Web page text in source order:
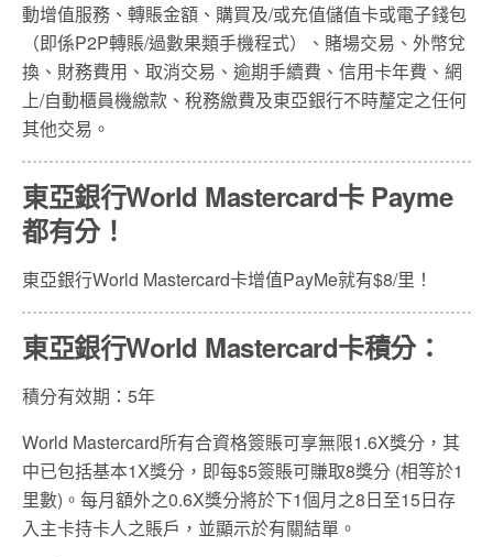
動增值服務、轉賬金額、購買及/或充值儲值卡或電子錢包
（即係P2P轉賬/過數果類手機程式）、賭場交易、外幣兌
換、財務費用、取消交易、逾期手續費、信用卡年費、網
上/自動櫃員機繳款、稅務繳費及東亞銀行不時釐定之任何
其他交易。
東亞銀行World Mastercard卡 Payme
都有分！
東亞銀行World Mastercard卡增值PayMe就有$8/里！
東亞銀行World Mastercard卡積分：
積分有效期：5年
World Mastercard所有合資格簽賬可享無限1.6X獎分，其
中已包括基本1X獎分，即每$5簽賬可賺取8獎分 (相等於1
里數)。每月額外之0.6X獎分將於下1個月之8日至15日存
入主卡持卡人之賬戶，並顯示於有關結單。